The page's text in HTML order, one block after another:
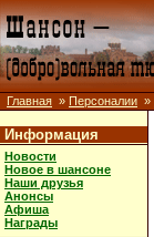
Главная » Персоналии »
Информация
Новости
Новое в шансоне
Наши друзья
Анонсы
Афиша
Награды